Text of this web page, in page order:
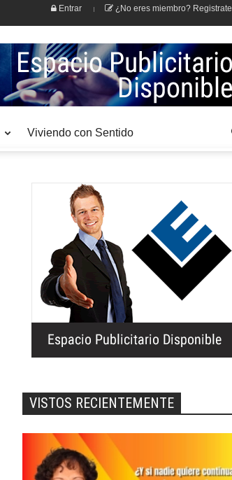
Entrar ¿No eres miembro? Registrate
Viviendo con Sentido
VISTOS RECIENTEMENTE